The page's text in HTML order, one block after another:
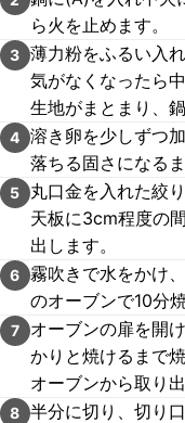
ら火を止めます。
3 薄力粉をふるい入
気がなくなったら
生地がまとまり、
4 溶き卵を少しずつ
落ちる固さになる
5
丸口金を入れた絞
天板に3cm程度の
出します。
6 霧吹きで水をかけ
のオーブンで10分焼
7
オーブンの扉を開
かりと焼けるまで
オーブンから取り
8 半分に切り、切り